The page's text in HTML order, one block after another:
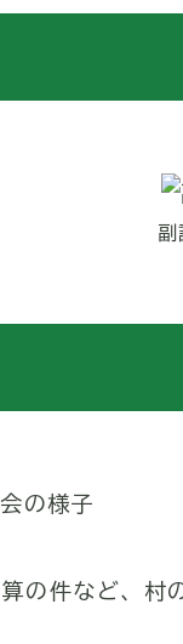
の件など、村